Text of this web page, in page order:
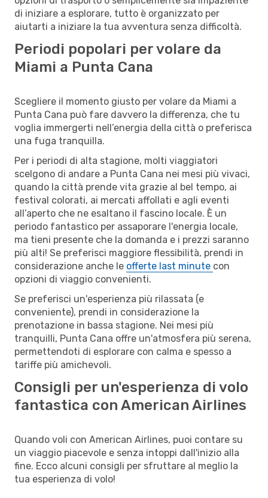
di iniziare a esplorare, tutto è organizzato per
aiutarti a iniziare la tua avventura senza difficoltà.
Periodi popolari per volare da
Miami a Punta Cana
Scegliere il momento giusto per volare da Miami a
Punta Cana può fare davvero la differenza, che tu
voglia immergerti nell’energia della città o preferisca
una fuga tranquilla.
Per i periodi di alta stagione, molti viaggiatori
scelgono di andare a Punta Cana nei mesi più vivaci,
quando la città prende vita grazie al bel tempo, ai
festival colorati, ai mercati affollati e agli eventi
all’aperto che ne esaltano il fascino locale. È un
periodo fantastico per assaporare l'energia locale,
ma tieni presente che la domanda e i prezzi saranno
più alti! Se preferisci maggiore flessibilità, prendi in
considerazione anche le offerte last minute con
opzioni di viaggio convenienti.
Se preferisci un'esperienza più rilassata (e
conveniente), prendi in considerazione la
prenotazione in bassa stagione. Nei mesi più
tranquilli, Punta Cana offre un'atmosfera più serena,
permettendoti di esplorare con calma e spesso a
tariffe più amichevoli.
Consigli per un'esperienza di volo
fantastica con American Airlines
Quando voli con American Airlines, puoi contare su
un viaggio piacevole e senza intoppi dall'inizio alla
fine. Ecco alcuni consigli per sfruttare al meglio la
tua esperienza di volo!